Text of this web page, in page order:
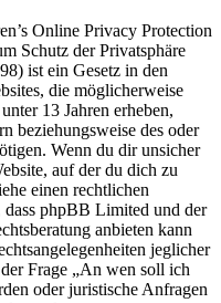
Online Privacy Protection
Schutz der Privatsphäre
ist ein Gesetz in den
die möglicherweise
13 Jahren erheben,
beziehungsweise des oder
Wenn du dir unsicher
auf der du dich zu
einen rechtlichen
dass phpBB Limited und der
anbieten kann
jeglicher
Frage „An wen soll ich
oder juristische Anfragen